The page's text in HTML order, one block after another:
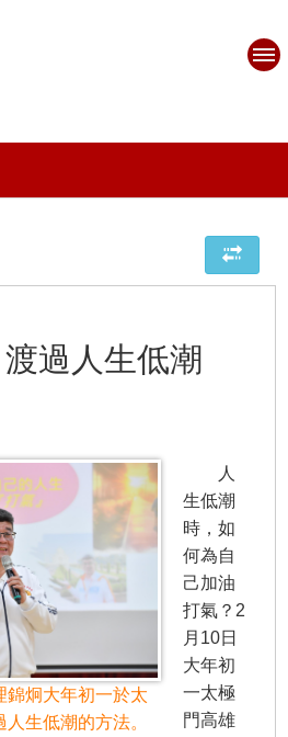
過人生低潮
錦炯大年初一於太
生低潮的方法。
人
生低潮
時，如
何為自
己加油
打氣？2
月10日
大年初
一太極
門高雄